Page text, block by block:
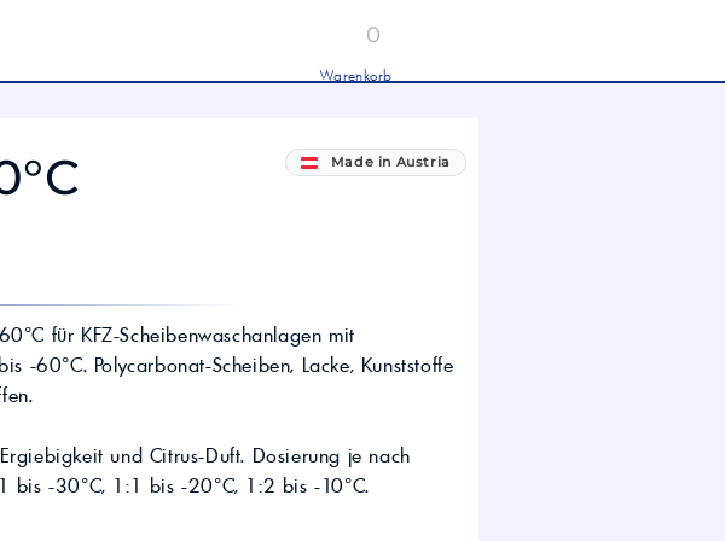
0
Warenkorb
Reinigung & Desinfektion
Wasseraufbereitung
BASF Spezialchemie
Kosmetik
für
–
Petronas für Hydraulik, Getriebe und
schwere Nutzfahrzeuge.
Industrie-Getriebeöl CLP –
Fokus CLP 220 für schwere
Made in Austria
für KFZ-Scheibenwaschanlagen mit
-60°C. Polycarbonat-Scheiben, Lacke, Kunststoffe
und Citrus-Duft. Dosierung je nach
bis -30°C, 1:1 bis -20°C, 1:2 bis -10°C.